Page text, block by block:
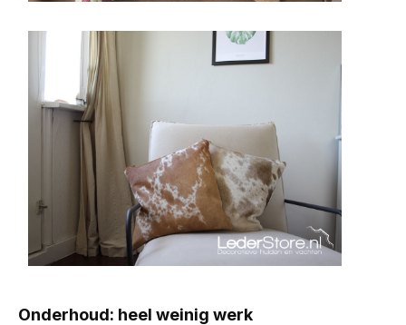
Onderhoud: heel weinig werk